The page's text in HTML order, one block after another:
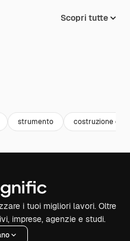
Scopri tutte
strumento costruzione e
i tuoi migliori lavori. Oltre
imprese, agenzie e studi.